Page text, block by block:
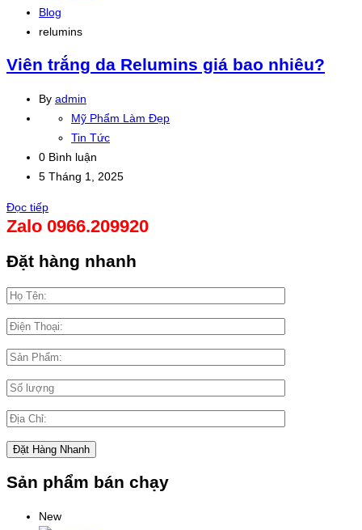
Blog
relumins
Viên trắng da Relumins giá bao nhiêu?
By admin
Mỹ Phẩm Làm Đẹp
Tin Tức
0 Bình luận
5 Tháng 1, 2025
Đọc tiếp
Zalo 0966.209920
Đặt hàng nhanh
Sản phẩm bán chạy
New